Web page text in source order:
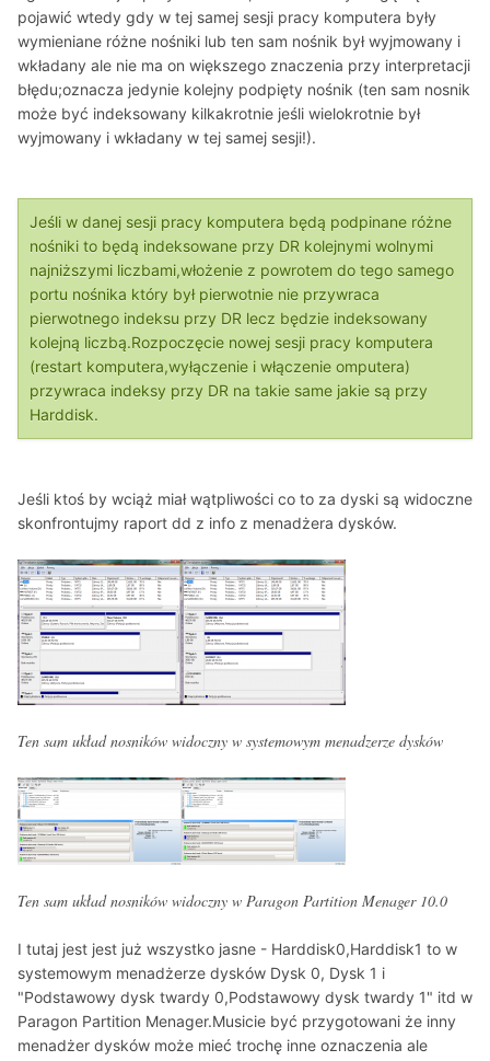
pojawić wtedy gdy w tej samej sesji pracy komputera były
wymieniane różne nośniki lub ten sam nośnik był wyjmowany i
wkładany ale nie ma on większego znaczenia przy interpretacji
błędu;oznacza jedynie kolejny podpięty nośnik (ten sam nosnik
może być indeksowany kilkakrotnie jeśli wielokrotnie był
wyjmowany i wkładany w tej samej sesji!).
Jeśli w danej sesji pracy komputera będą podpinane różne
nośniki to będą indeksowane przy DR kolejnymi wolnymi
najniższymi liczbami,włożenie z powrotem do tego samego
portu nośnika który był pierwotnie nie przywraca
pierwotnego indeksu przy DR lecz będzie indeksowany
kolejną liczbą.Rozpoczęcie nowej sesji pracy komputera
(restart komputera,wyłączenie i włączenie omputera)
przywraca indeksy przy DR na takie same jakie są przy
Harddisk.
Jeśli ktoś by wciąż miał wątpliwości co to za dyski są widoczne
skonfrontujmy raport dd z info z menadżera dysków.
Ten sam układ nosników widoczny w systemowym menadzerze dysków
Ten sam układ nosników widoczny w Paragon Partition Menager 10.0
I tutaj jest jest już wszystko jasne - Harddisk0,Harddisk1 to w
systemowym menadżerze dysków Dysk 0, Dysk 1 i
"Podstawowy dysk twardy 0,Podstawowy dysk twardy 1" itd w
Paragon Partition Menager.Musicie być przygotowani że inny
menadżer dysków może mieć trochę inne oznaczenia ale